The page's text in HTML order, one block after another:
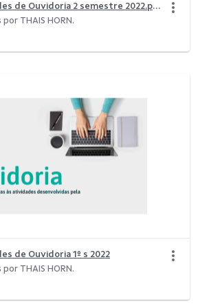
Relatório de Atividades de Ouvidoria 2 semestre 2022.pdf
THAIS HORN.
de Ouvidoria 1º s 2022
THAIS HORN.